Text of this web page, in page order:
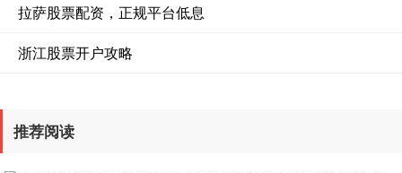
拉萨股票配资，正规平台低息
浙江股票开户攻略
推荐阅读